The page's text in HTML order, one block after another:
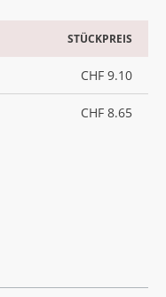
STÜCKPREIS
CHF 9.10
CHF 8.65
gewünschten